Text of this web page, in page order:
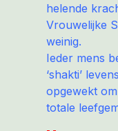
helende
Vrouwelijke
weinig.
Ieder mens
‘shakti’
opgewekt
totale